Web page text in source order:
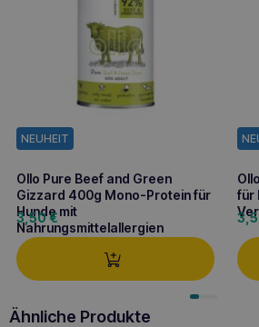
NEUHEIT
Ollo Pure Beef and Green
Gizzard 400g Mono-Protein für
Hunde mit
Nahrungsmittelallergien
3,50€
für
Ähnliche Produkte